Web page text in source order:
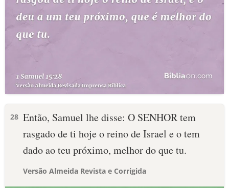
28 Então, Samuel lhe disse: O SENHOR tem
rasgado de ti hoje o reino de Israel e o tem
dado ao teu próximo, melhor do que tu.
Versão Almeida Revista e Corrigida